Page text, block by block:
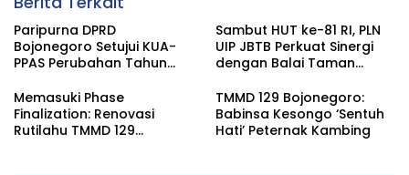
Paripurna DPRD
Bojonegoro Setujui KUA-
PPAS Perubahan Tahun
Sambut HUT ke-81 RI, PLN
UIP JBTB Perkuat Sinergi
dengan Balai Taman
Kajian Rencana Proyek
SUTET 500 kV Paiton–
Watudodol/Kalipuro
Memasuki Phase
Finalization: Renovasi
Rutilahu TMMD 129
TMMD 129 Bojonegoro:
Babinsa Kesongo ‘Sentuh
Hati’ Peternak Kambing